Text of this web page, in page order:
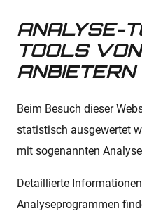
ANALYSE-
TOOLS
ANBIETERN
Beim Besuch dieser
statistisch ausgewertet
mit sogenannten
Detaillierte
Analyseprogrammen